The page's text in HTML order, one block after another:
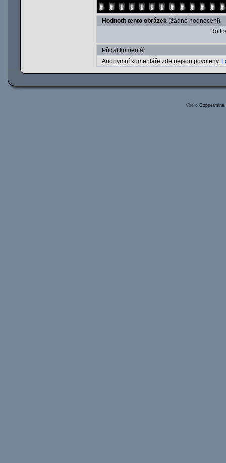
Hodnotit tento obrázek (žádné hodnocení)
Přidat komentář
Anonymní komentáře zde nejsou povoleny.
Vše o Coppermine